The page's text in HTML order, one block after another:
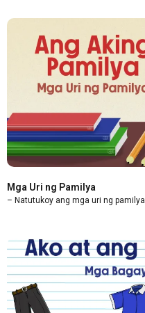
Mga Uri ng Pamilya
– Natutukoy ang mga uri ng pamilya